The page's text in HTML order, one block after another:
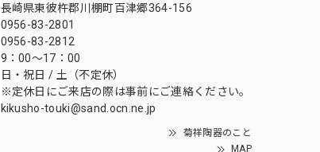
長崎県東彼杵郡川棚町百津郷364-156
0956-83-2801
0956-83-2812
9：00～17：00
日・祝日 / 土（不定休）
※定休日にご来店の際は事前にご連絡ください。
kikusho-touki@sand.ocn.ne.jp
菊祥陶器のこと
MAP